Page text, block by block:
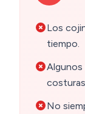
Los
tiempo.
Algunos
No